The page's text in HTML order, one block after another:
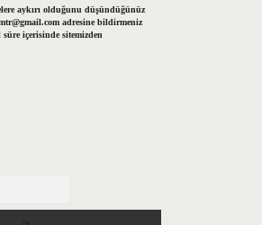
aykırı olduğunu düşündüğünüz
adresine bildirmeniz
içerisinde sitemizden